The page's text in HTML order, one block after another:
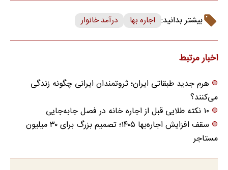
بیشتر بدانید: اجاره بها درآمد خانوار
اخبار مرتبط
هرم جدید طبقاتی ایران؛ ثروتمندان ایرانی چگونه زندگی
می‌کنند؟
۱۰ نکته طلایی قبل از اجاره خانه در فصل جابه‌جایی
سقف افزایش اجاره‌بها ۱۴۰۵؛ تصمیم بزرگ برای ۳۰ میلیون
مستاجر